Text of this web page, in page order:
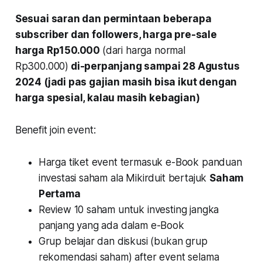
Sesuai saran dan permintaan beberapa
subscriber dan followers, harga pre-sale
harga Rp150.000 (dari harga normal
Rp300.000) di-perpanjang sampai 28 Agustus
2024 (jadi pas gajian masih bisa ikut dengan
harga spesial, kalau masih kebagian)
Benefit join event:
Harga tiket event termasuk e-Book panduan
investasi saham ala Mikirduit bertajuk Saham
Pertama
Review 10 saham untuk investing jangka
panjang yang ada dalam e-Book
Grup belajar dan diskusi (bukan grup
rekomendasi saham) after event selama